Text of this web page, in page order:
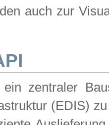
auch zur
zentraler
(EDIS)